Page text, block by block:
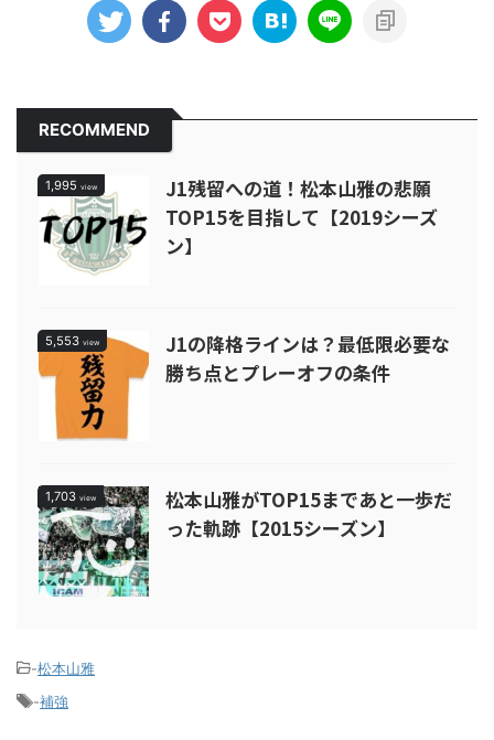
RECOMMEND
1,995 view
J1残留への道！松本山雅の悲願
TOP15を目指して【2019シーズ
ン】
5,553 view
J1の降格ラインは？最低限必要な
勝ち点とプレーオフの条件
1,703 view
松本山雅がTOP15まであと一歩だ
った軌跡【2015シーズン】
-松本山雅
-補強